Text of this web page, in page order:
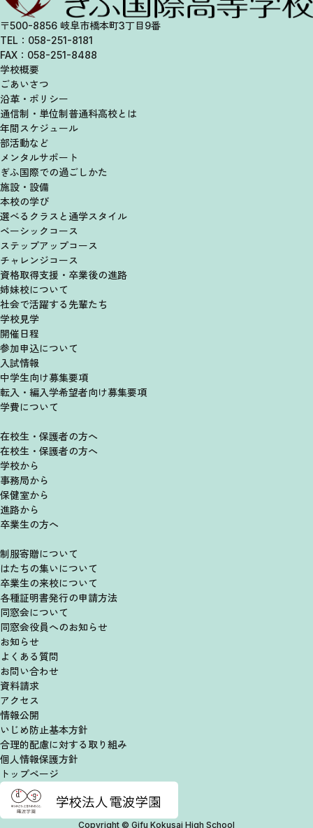
〒500-8856 岐阜市橋本町3丁目9番
TEL：058-251-8181
FAX：058-251-8488
学校概要
ごあいさつ
沿革・ポリシー
通信制・単位制普通科高校とは
年間スケジュール
部活動など
メンタルサポート
ぎふ国際での過ごしかた
施設・設備
本校の学び
選べるクラスと 通学スタイル
ベーシックコース
ステップアップコース
チャレンジコース
資格取得支援・卒業後の進路
姉妹校について
社会で活躍する先輩たち
学校見学
開催日程
参加申込について
入試情報
中学生向け募集要項
転入・編入学希望者向け募集要項
学費について
在校生・保護者の方へ
在校生・保護者の方へ
学校から
事務局から
保健室から
進路から
卒業生の方へ
制服寄贈について
はたちの集いについて
卒業生の来校について
各種証明書発行の申請方法
同窓会について
同窓会役員へのお知らせ
お知らせ
よくある質問
お問い合わせ
資料請求
アクセス
情報公開
いじめ防止基本方針
合理的配慮に対する取り組み
個人情報保護方針
トップページ
Copyright © Gifu Kokusai High School